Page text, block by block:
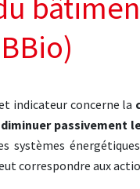
indicateur concerne la
diminuer passivement
systèmes
correspondre aux